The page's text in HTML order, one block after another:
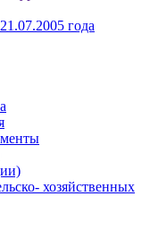
года
хозяйственных